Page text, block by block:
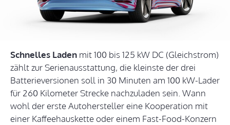
Schnelles Laden mit 100 bis 125 kW DC (Gleichstrom)
zählt zur Serienausstattung, die kleinste der drei
Batterieversionen soll in 30 Minuten am 100 kW-Lader
für 260 Kilometer Strecke nachzuladen sein. Wann
wohl der erste Autohersteller eine Kooperation mit
einer Kaffeehauskette oder einem Fast-Food-Konzern